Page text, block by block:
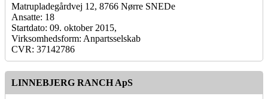
Matrupladegårdvej 12, 8766 Nørre SNEDe
Ansatte: 18
Startdato: 09. oktober 2015,
Virksomhedsform: Anpartsselskab
CVR: 37142786
LINNEBJERG RANCH ApS